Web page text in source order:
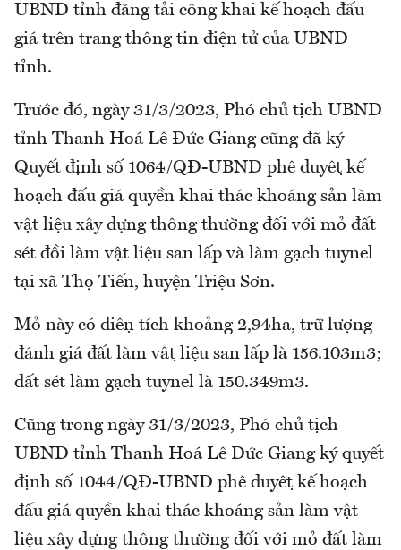
UBND tỉnh đăng tải công khai kế hoạch đấu
giá trên trang thông tin điện tử của UBND
tỉnh.
Trước đó, ngày 31/3/2023, Phó chủ tịch UBND
tỉnh Thanh Hoá Lê Đức Giang cũng đã ký
Quyết định số 1064/QĐ-UBND phê duyệt kế
hoạch đấu giá quyền khai thác khoáng sản làm
vật liệu xây dựng thông thường đối với mỏ đất
sét đồi làm vật liệu san lấp và làm gạch tuynel
tại xã Thọ Tiến, huyện Triệu Sơn.
Mỏ này có diện tích khoảng 2,94ha, trữ lượng
đánh giá đất làm vật liệu san lấp là 156.103m3;
đất sét làm gạch tuynel là 150.349m3.
Cũng trong ngày 31/3/2023, Phó chủ tịch
UBND tỉnh Thanh Hoá Lê Đức Giang ký quyết
định số 1044/QĐ-UBND phê duyệt kế hoạch
đấu giá quyền khai thác khoáng sản làm vật
liệu xây dựng thông thường đối với mỏ đất làm